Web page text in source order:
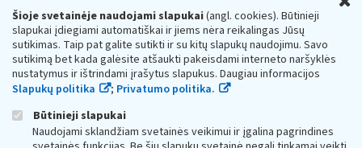
Šioje svetainėje naudojami slapukai(angl. cookies). Būtinieji
slapukai įdiegiami automatiškai ir jiems nėra reikalingas Jūsų
sutikimas. Taip pat galite sutikti ir su kitų slapukų naudojimu. Savo
sutikimą bet kada galėsite atšaukti pakeisdami interneto naršyklės
nustatymus ir ištrindami įrašytus slapukus. Daugiau informacijos
Slapukų politika
; Privatumo politika.
Būtinieji slapukai
Naudojami sklandžiam svetainės veikimui ir įgalina pagrindines
Respublikos finansų ministerijos
Biudžetinė įstaiga. Juridinio asmens kodas — 188659752,
adresas: Vasario 16-osios g. 14, 01107 Vilnius, Lietuva, el.paštas:
vmi@vmi.lt, E. pristatymo dėžutės adresas 188659752
Duomenys apie Valstybinę mokesčių inspekciją prie Lietuvos
Respublikos finansų ministerijos kaupiami ir saugomi Juridinių